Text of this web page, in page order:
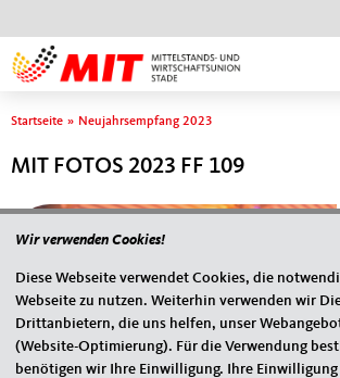
Sie sind hier
Startseite » Neujahrsempfang 2023
MIT FOTOS 2023 FF 109
Wir verwenden Cookies!
Diese Webseite verwendet Cookies, die
Webseite zu nutzen. Weiterhin verwenden wir
Drittanbietern, die uns helfen, unser
(Website-Optimierung). Für die Verwendung
benötigen wir Ihre Einwilligung. Ihre Einwilligung